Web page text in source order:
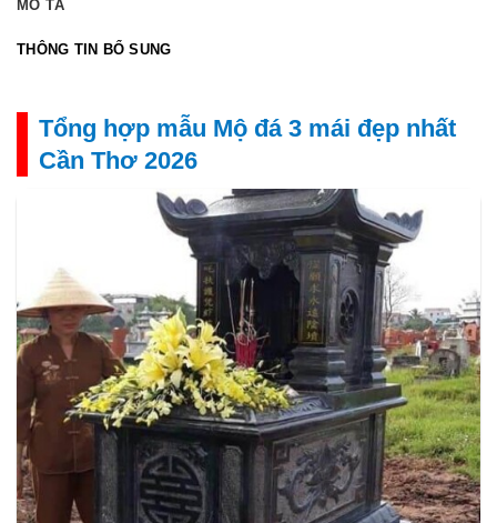
MÔ TẢ
THÔNG TIN BỔ SUNG
Tổng hợp mẫu Mộ đá 3 mái đẹp nhất
Cần Thơ 2026